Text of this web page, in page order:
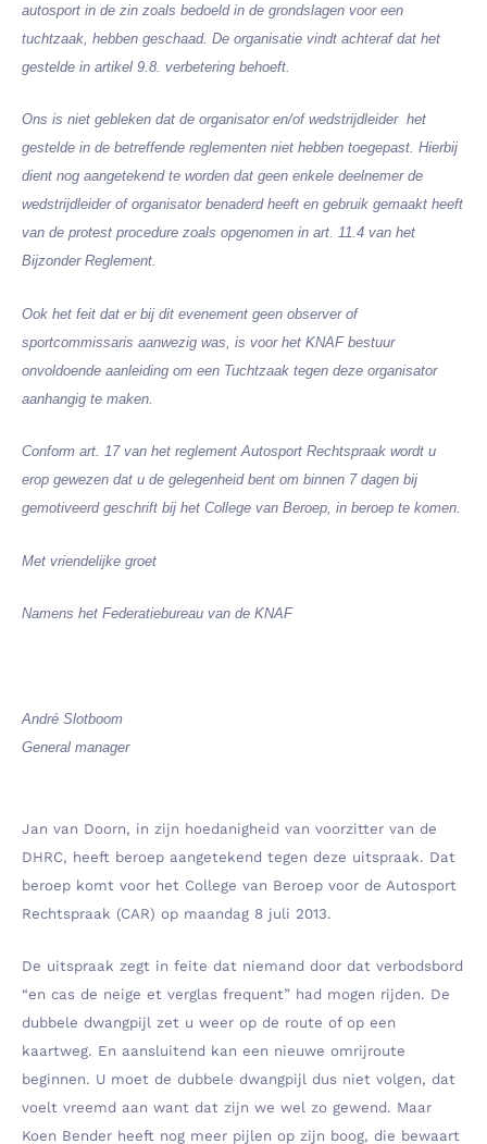
autosport in de zin zoals bedoeld in de grondslagen voor een
tuchtzaak, hebben geschaad. De organisatie vindt achteraf dat het
gestelde in artikel 9.8. verbetering behoeft.
Ons is niet gebleken dat de organisator en/of wedstrijdleider het
gestelde in de betreffende reglementen niet hebben toegepast. Hierbij
dient nog aangetekend te worden dat geen enkele deelnemer de
wedstrijdleider of organisator benaderd heeft en gebruik gemaakt heeft
van de protest procedure zoals opgenomen in art. 11.4 van het
Bijzonder Reglement.
Ook het feit dat er bij dit evenement geen observer of
sportcommissaris aanwezig was, is voor het KNAF bestuur
onvoldoende aanleiding om een Tuchtzaak tegen deze organisator
aanhangig te maken.
Conform art. 17 van het reglement Autosport Rechtspraak wordt u
erop gewezen dat u de gelegenheid bent om binnen 7 dagen bij
gemotiveerd geschrift bij het College van Beroep, in beroep te komen.
Met vriendelijke groet
Namens het Federatiebureau van de KNAF
André Slotboom
General manager
Jan van Doorn, in zijn hoedanigheid van voorzitter van de
DHRC, heeft beroep aangetekend tegen deze uitspraak. Dat
beroep komt voor het College van Beroep voor de Autosport
Rechtspraak (CAR) op maandag 8 juli 2013.
De uitspraak zegt in feite dat niemand door dat verbodsbord
“en cas de neige et verglas frequent” had mogen rijden. De
dubbele dwangpijl zet u weer op de route of op een
kaartweg. En aansluitend kan een nieuwe omrijroute
beginnen. U moet de dubbele dwangpijl dus niet volgen, dat
voelt vreemd aan want dat zijn we wel zo gewend. Maar
Koen Bender heeft nog meer pijlen op zijn boog, die bewaart